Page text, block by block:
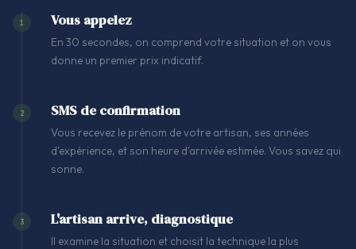
1 Vous appelez
En 30 secondes, on comprend votre situation et on vous
donne un premier prix indicatif.
2 SMS de confirmation
Vous recevez le prénom de votre artisan, ses années
d'expérience, et son heure d'arrivée estimée. Vous savez qui
sonne.
3 L'artisan arrive, diagnostique
Il examine la situation et choisit la technique la plus